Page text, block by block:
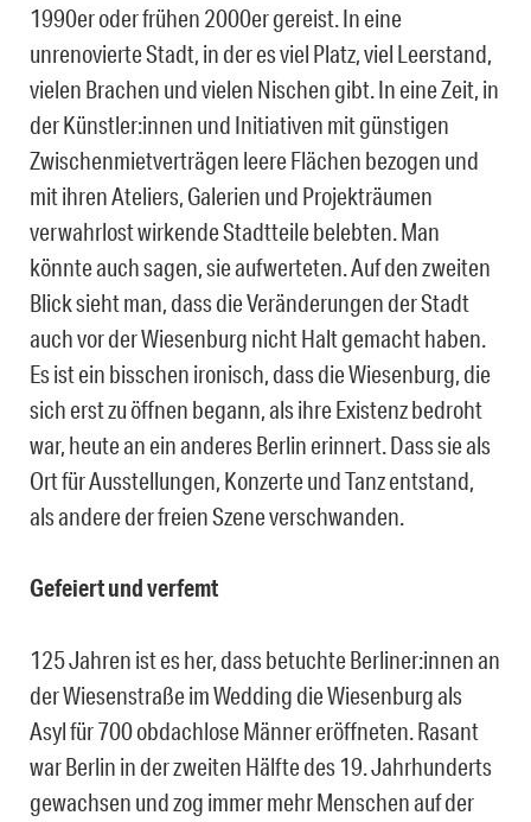
1990er oder frühen 2000er gereist. In eine
unrenovierte Stadt, in der es viel Platz, viel Leerstand,
vielen Brachen und vielen Nischen gibt. In eine Zeit, in
der Künstler:innen und Initiativen mit günstigen
Zwischenmietverträgen leere Flächen bezogen und
mit ihren Ateliers, Galerien und Projekträumen
verwahrlost wirkende Stadtteile belebten. Man
könnte auch sagen, sie aufwerteten. Auf den zweiten
Blick sieht man, dass die Veränderungen der Stadt
auch vor der Wiesenburg nicht Halt gemacht haben.
Es ist ein bisschen ironisch, dass die Wiesenburg, die
sich erst zu öffnen begann, als ihre Existenz bedroht
war, heute an ein anderes Berlin erinnert. Dass sie als
Ort für Ausstellungen, Konzerte und Tanz entstand,
als andere der freien Szene verschwanden.
Gefeiert und verfemt
125 Jahren ist es her, dass betuchte Berliner:innen an
der Wiesenstraße im Wedding die Wiesenburg als
Asyl für 700 obdachlose Männer eröffneten. Rasant
war Berlin in der zweiten Hälfte des 19. Jahrhunderts
gewachsen und zog immer mehr Menschen auf der